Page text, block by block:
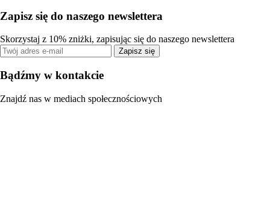
Zapisz się do naszego newslettera
Skorzystaj z 10% zniżki, zapisując się do naszego newslettera
Zapisz się
Bądźmy w kontakcie
Znajdź nas w mediach społecznościowych